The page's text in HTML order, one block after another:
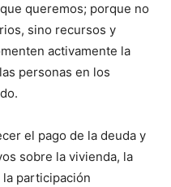
queremos; porque no
sino recursos y
activamente la
personas en los
el pago de la deuda y
sobre la vivienda, la
participación